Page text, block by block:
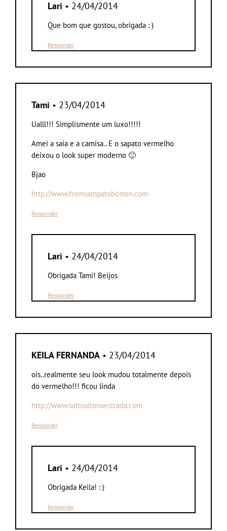
Lari • 24/04/2014
Que bom que gostou, obrigada : )
Responder
Tami • 23/04/2014
Ualll!!! Simplismente um luxo!!!!!
Amei a saia e a camisa.. E o sapato vermelho
deixou o look super moderno 🙂
Bjao
http://www.fromsampatoboston.com
Responder
Lari • 24/04/2014
Obrigada Tami! Beijos
Responder
KEILA FERNANDA • 23/04/2014
ois..realmente seu look mudou totalmente depois
do vermelho!!! ficou linda
http://www.saltoaltonaestrada.com
Responder
Lari • 24/04/2014
Obrigada Keila! : )
Responder